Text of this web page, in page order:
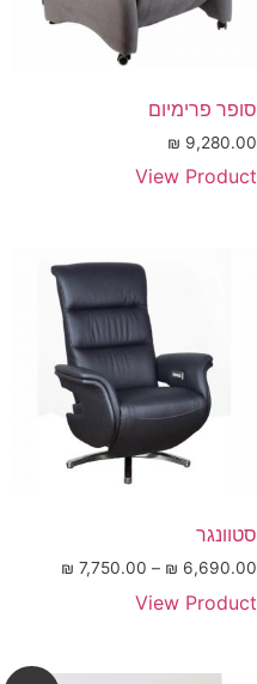
סופר פרימיום
₪ 9,280.00
View Product
סטוונגר
₪ 6,690.00
–
₪ 7,750.00
View Product